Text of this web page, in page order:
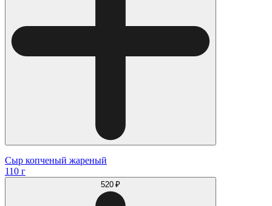
Сыр копченый жареный
110 г
520 ₽